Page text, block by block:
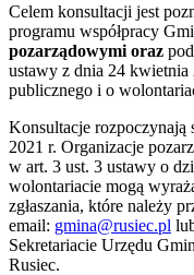
Celem konsultacji jest
programu współpracy
pozarządowymi oraz
ustawy z dnia 24 kwietnia
publicznego i o
Konsultacje rozpoczynają
2021 r. Organizacje
w art. 3 ust. 3 ustawy o
wolontariacie mogą
zgłaszania, które należy
email: gmina@rusiec.pl
Sekretariacie Urzędu
Rusiec.